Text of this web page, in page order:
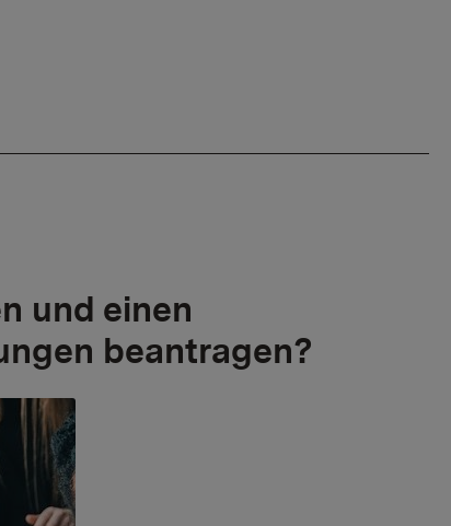
und einen
beantragen?